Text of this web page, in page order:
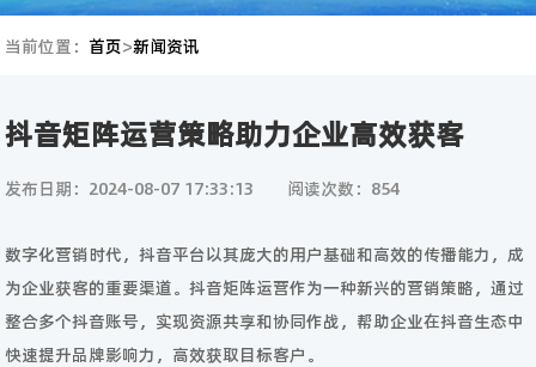
当前位置：首页>新闻资讯
抖音矩阵运营策略助力企业高效获客
发布日期：2024-08-07 17:33:13 阅读次数：854
数字化营销时代，抖音平台以其庞大的用户基础和高效的传播能力，成
为企业获客的重要渠道。抖音矩阵运营作为一种新兴的营销策略，通过
整合多个抖音账号，实现资源共享和协同作战，帮助企业在抖音生态中
快速提升品牌影响力，高效获取目标客户。